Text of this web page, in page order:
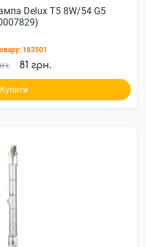
Delux T5 8W/54 G5
183501
81 грн.
Купити